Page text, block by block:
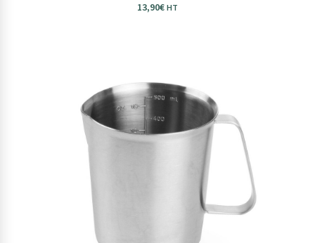
13,90€HT